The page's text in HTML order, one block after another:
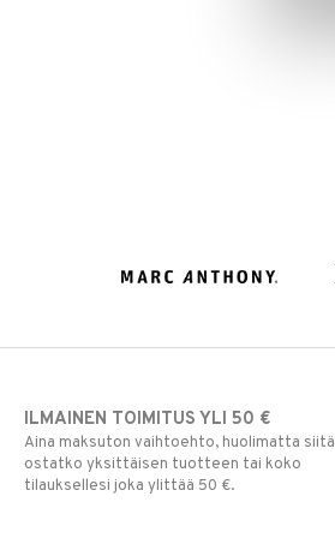
ILMAINEN TOIMITUS YLI 50 €
Aina maksuton vaihtoehto, huolimatta siitä
ostatko yksittäisen tuotteen tai koko
tilauksellesi joka ylittää 50 €.